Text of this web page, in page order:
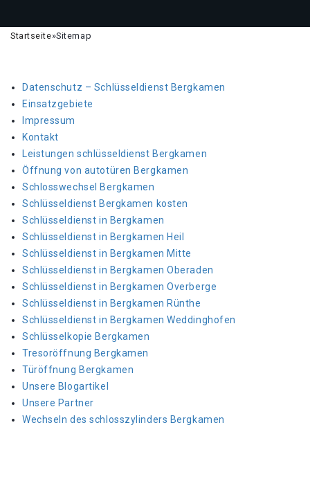
Startseite»Sitemap
Datenschutz – Schlüsseldienst Bergkamen
Einsatzgebiete
Impressum
Kontakt
Leistungen schlüsseldienst Bergkamen
Öffnung von autotüren Bergkamen
Schlosswechsel Bergkamen
Schlüsseldienst Bergkamen kosten
Schlüsseldienst in Bergkamen
Schlüsseldienst in Bergkamen Heil
Schlüsseldienst in Bergkamen Mitte
Schlüsseldienst in Bergkamen Oberaden
Schlüsseldienst in Bergkamen Overberge
Schlüsseldienst in Bergkamen Rünthe
Schlüsseldienst in Bergkamen Weddinghofen
Schlüsselkopie Bergkamen
Tresoröffnung Bergkamen
Türöffnung Bergkamen
Unsere Blogartikel
Unsere Partner
Wechseln des schlosszylinders Bergkamen